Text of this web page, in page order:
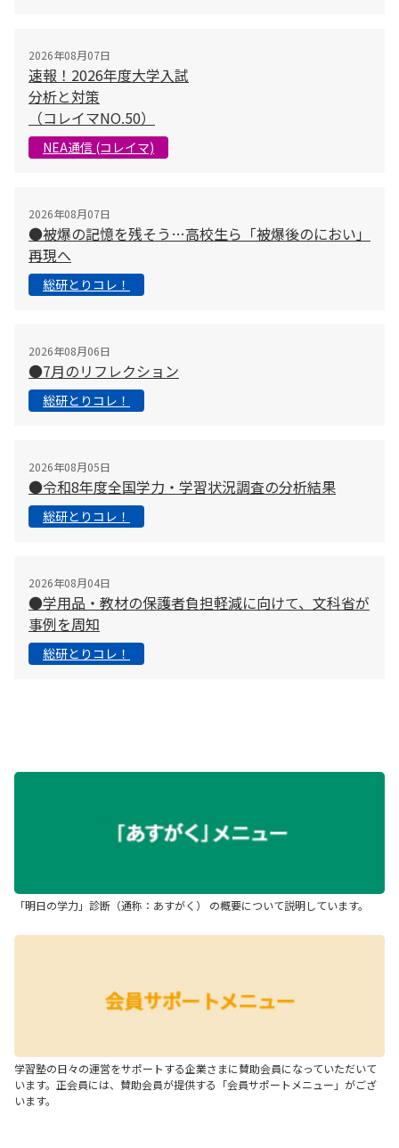
2026年08月07日
速報！2026年度大学入試
分析と対策
（コレイマNO.50）
NEA通信 (コレイマ)
2026年08月07日
●被爆の記憶を残そう…高校生ら「被爆後のにおい」
再現へ
総研とりコレ！
2026年08月06日
●7月のリフレクション
総研とりコレ！
2026年08月05日
●令和8年度全国学力・学習状況調査の分析結果
総研とりコレ！
2026年08月04日
●学用品・教材の保護者負担軽減に向けて、文科省が
事例を周知
総研とりコレ！
「明日の学力」診断（通称：あすがく） の概要について説明しています。
学習塾の日々の運営をサポートする企業さまに賛助会員になっていただいて
います。正会員には、賛助会員が提供する「会員サポートメニュー」がござ
います。